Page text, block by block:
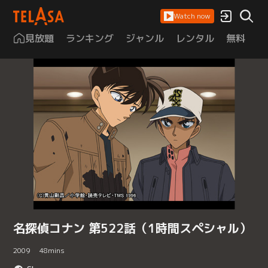
Watch now
見放題 ランキング ジャンル レンタル 無料
名探偵コナン 第522話（1時間スペシャル）
2009 48mins